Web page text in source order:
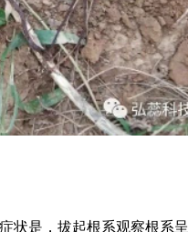
是，拔起根系观察根系呈